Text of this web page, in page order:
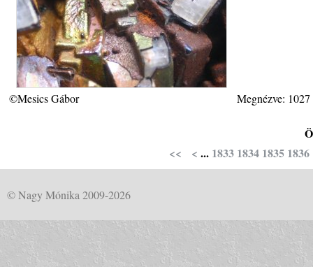
©Mesics Gábor Megnézve:
<<
< ... 1833 1834 1835 1836
© Nagy Mónika 2009-2026